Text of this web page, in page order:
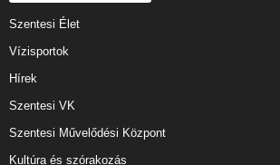
Szentesi Élet
Vízisportok
Hírek
Szentesi VK
Szentesi Művelődési Központ
Kultúra és szórakozás